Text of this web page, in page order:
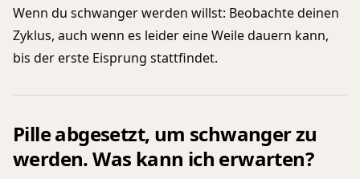
Wenn du schwanger werden willst: Beobachte deinen
Zyklus, auch wenn es leider eine Weile dauern kann,
bis der erste Eisprung stattfindet.
Pille abgesetzt, um schwanger zu
werden. Was kann ich erwarten?